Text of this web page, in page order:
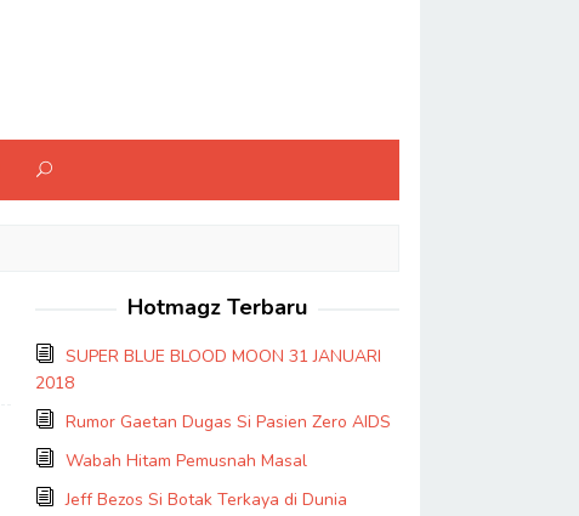
Hotmagz Terbaru
SUPER BLUE BLOOD MOON 31 JANUARI
2018
Rumor Gaetan Dugas Si Pasien Zero AIDS
Wabah Hitam Pemusnah Masal
Jeff Bezos Si Botak Terkaya di Dunia